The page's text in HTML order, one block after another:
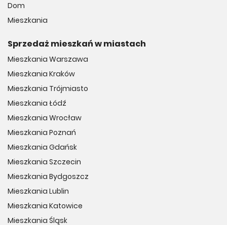
Dom
Mieszkania
Sprzedaż mieszkań w miastach
Mieszkania Warszawa
Mieszkania Kraków
Mieszkania Trójmiasto
Mieszkania Łódź
Mieszkania Wrocław
Mieszkania Poznań
Mieszkania Gdańsk
Mieszkania Szczecin
Mieszkania Bydgoszcz
Mieszkania Lublin
Mieszkania Katowice
Mieszkania Śląsk